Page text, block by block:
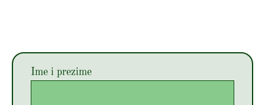
Ime i prezime